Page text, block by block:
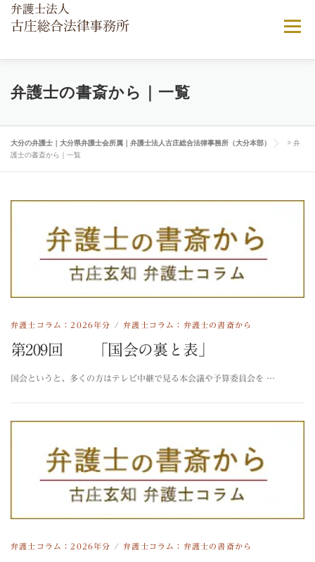
コンテンツへスキップ
メニュー
当法律事務所について ご相談ご依頼の流れ
弁護士費用について 顧問弁護士契約 よくある相談
弁護士の書斎から｜一覧
大分の弁護士｜大分県弁護士会所属｜弁護士法人古庄総合法律事務所（大分本部） > 弁
護士の書斎から｜一覧
弁護士コラム：2026年分 /弁護士コラム：弁護士の書斎から
第209回 「国会の裏と表」
国会というと、多くの方はテレビ中継で見る本会議や予算委員会を …
弁護士コラム：2026年分 /弁護士コラム：弁護士の書斎から